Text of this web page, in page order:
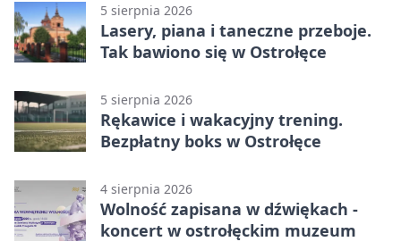
5 sierpnia 2026
Lasery, piana i taneczne przeboje.
Tak bawiono się w Ostrołęce
5 sierpnia 2026
Rękawice i wakacyjny trening.
Bezpłatny boks w Ostrołęce
4 sierpnia 2026
Wolność zapisana w dźwiękach -
koncert w ostrołęckim muzeum